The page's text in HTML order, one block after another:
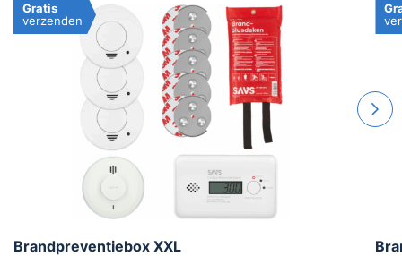
Gratis
verzenden
Brandpreventiebox XXL